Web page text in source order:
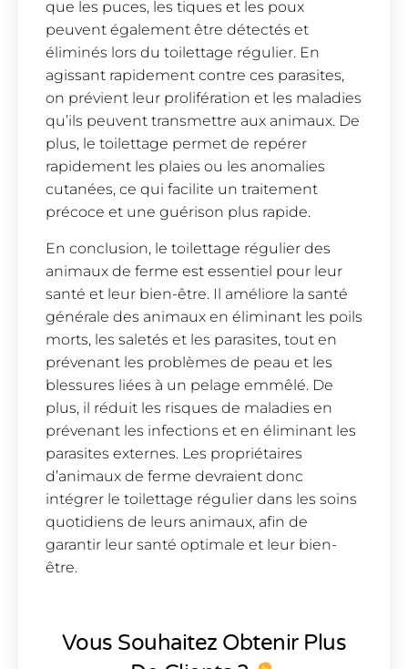
que les puces, les tiques et les poux
peuvent également être détectés et
éliminés lors du toilettage régulier. En
agissant rapidement contre ces parasites,
on prévient leur prolifération et les maladies
qu’ils peuvent transmettre aux animaux. De
plus, le toilettage permet de repérer
rapidement les plaies ou les anomalies
cutanées, ce qui facilite un traitement
précoce et une guérison plus rapide.
En conclusion, le toilettage régulier des
animaux de ferme est essentiel pour leur
santé et leur bien-être. Il améliore la santé
générale des animaux en éliminant les poils
morts, les saletés et les parasites, tout en
prévenant les problèmes de peau et les
blessures liées à un pelage emmêlé. De
plus, il réduit les risques de maladies en
prévenant les infections et en éliminant les
parasites externes. Les propriétaires
d’animaux de ferme devraient donc
intégrer le toilettage régulier dans les soins
quotidiens de leurs animaux, afin de
garantir leur santé optimale et leur bien-
être.
Vous Souhaitez Obtenir Plus